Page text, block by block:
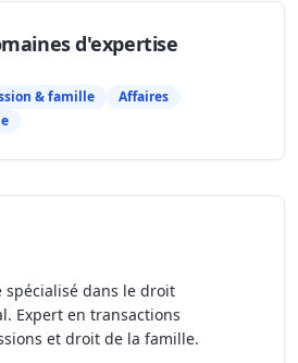
d'expertise
& famille
Affaires
dans le droit
Expert en transactions
et droit de la famille.